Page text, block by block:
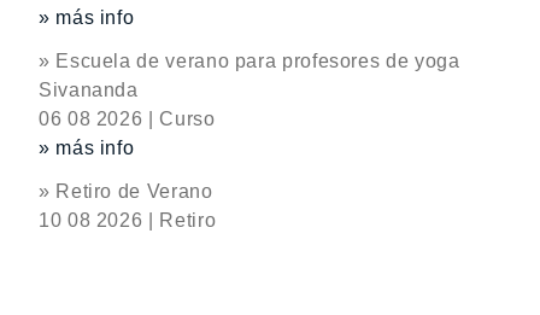
» más info
» Escuela de verano para profesores de yoga
Sivananda
06 08 2026 | Curso
» más info
» Retiro de Verano
10 08 2026 | Retiro